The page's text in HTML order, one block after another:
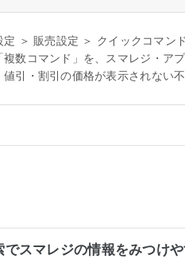
定 ＞ 販売設定 ＞ クイックコマン
複数コマンド」を、スマレジ・ア
引・割引の価格が表示されない
スマレジの情報をみつけや